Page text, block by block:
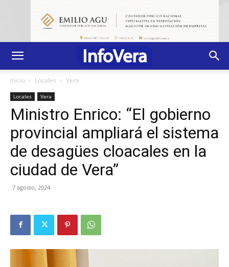
Inicio Locales Vera
Locales Vera
Ministro Enrico: “El gobierno
provincial ampliará el sistema
de desagües cloacales en la
ciudad de Vera”
7 agosto, 2024